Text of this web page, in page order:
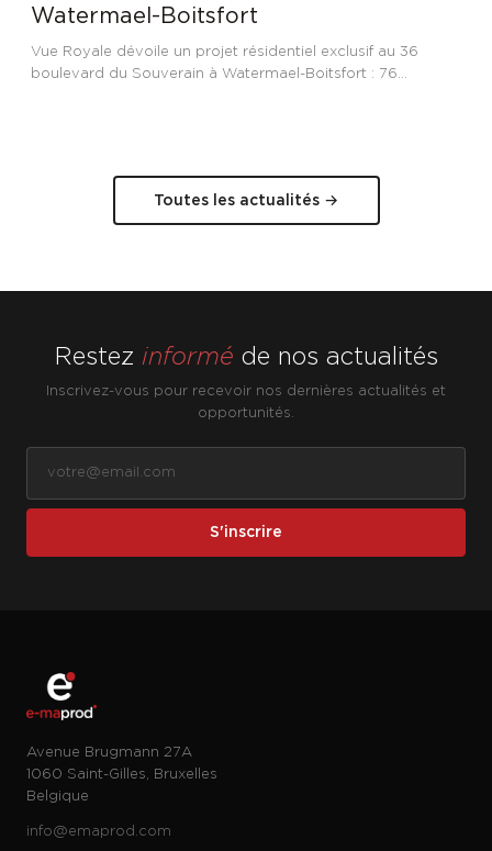
Watermael-Boitsfort
Vue Royale dévoile un projet résidentiel exclusif au 36
boulevard du Souverain à Watermael-Boitsfort : 76
Toutes les actualités →
Restez informé de nos actualités
Inscrivez-vous pour recevoir nos dernières actualités et
opportunités.
S'inscrire
Avenue Brugmann 27A
1060 Saint-Gilles, Bruxelles
Belgique
info@emaprod.com